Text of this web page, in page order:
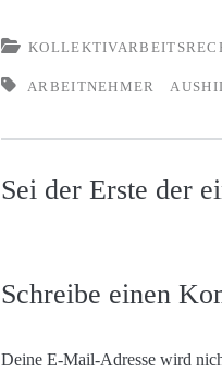
ARBEITNEHMER
Sei der Erste der
Schreibe einen
Deine E-Mail-Adresse wird